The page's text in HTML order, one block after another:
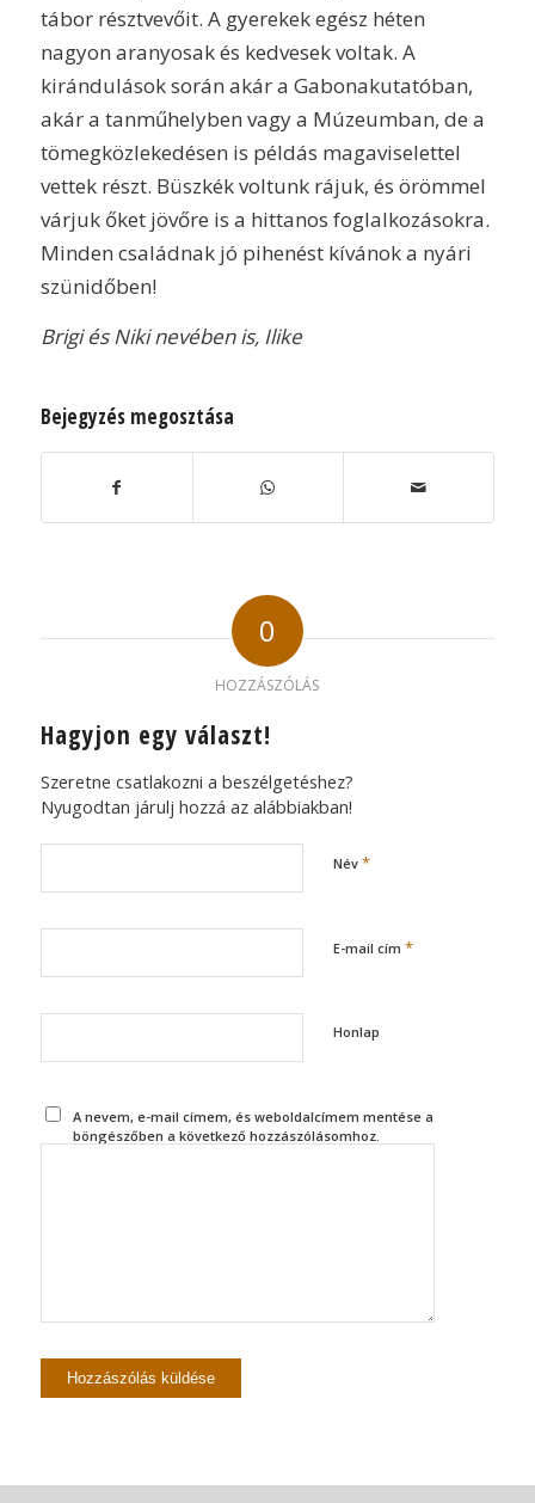
tábor résztvevőit. A gyerekek egész héten
nagyon aranyosak és kedvesek voltak. A
kirándulások során akár a Gabonakutatóban,
akár a tanműhelyben vagy a Múzeumban, de a
tömegközlekedésen is példás magaviselettel
vettek részt. Büszkék voltunk rájuk, és örömmel
várjuk őket jövőre is a hittanos foglalkozásokra.
Minden családnak jó pihenést kívánok a nyári
szünidőben!
Brigi és Niki nevében is, Ilike
Bejegyzés megosztása
0
HOZZÁSZÓLÁS
Hagyjon egy választ!
Szeretne csatlakozni a beszélgetéshez?
Nyugodtan járulj hozzá az alábbiakban!
Név *
E-mail cím *
Honlap
A nevem, e-mail címem, és weboldalcímem mentése a
böngészőben a következő hozzászólásomhoz.